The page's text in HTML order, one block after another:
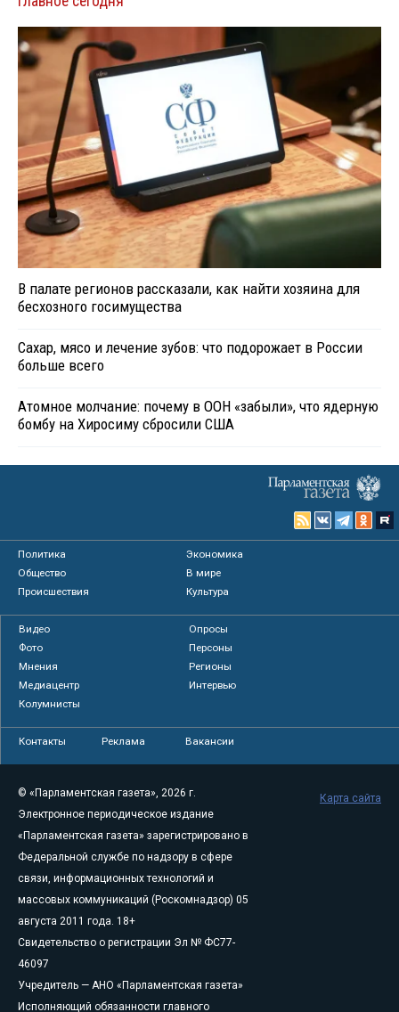
В палате регионов рассказали, как найти хозяина для
бесхозного госимущества
Сахар, мясо и лечение зубов: что подорожает в России
больше всего
Атомное молчание: почему в ООН «забыли», что ядерную
бомбу на Хиросиму сбросили США
Политика
Экономика
Общество
В мире
Происшествия
Культура
Видео
Опросы
Фото
Персоны
Мнения
Регионы
Медиацентр
Интервью
Колумнисты
Контакты Реклама Вакансии
© «Парламентская газета», 2026 г.
Электронное периодическое издание
«Парламентская газета» зарегистрировано в
Федеральной службе по надзору в сфере
связи, информационных технологий и
массовых коммуникаций (Роскомнадзор) 05
августа 2011 года. 18+
Свидетельство о регистрации Эл № ФС77-
46097
Учредитель — АНО «Парламентская газета»
Исполняющий обязанности главного
Карта сайта